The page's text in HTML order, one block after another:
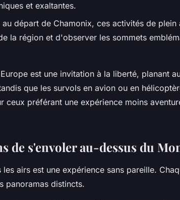
et exaltantes.
au départ de Chamonix, ces activités de plein
la région et d'observer les sommets
est une invitation à la liberté, planant
que les survols en avion ou en
ceux préférant une expérience moins
de s'envoler au-dessus du
airs est une expérience sans pareille.
panoramas distincts.